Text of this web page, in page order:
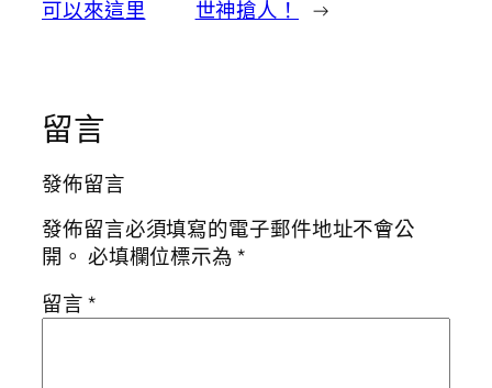
可以來這里
世神搶人！
→
留言
發佈留言
發佈留言必須填寫的電子郵件地址不會公
開。 必填欄位標示為*
留言*